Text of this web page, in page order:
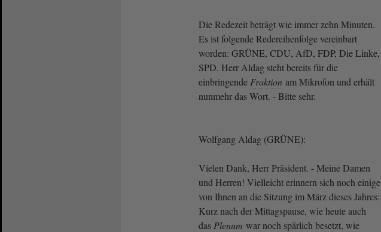
Die Redezeit beträgt wie immer zehn Minuten.
Es ist folgende Redereihenfolge vereinbart
worden: GRÜNE, CDU, AfD, FDP, Die Linke,
SPD. Herr Aldag steht bereits für die
einbringende Fraktion am Mikrofon und erhält
nunmehr das Wort. - Bitte sehr.
Wolfgang Aldag (GRÜNE):
Vielen Dank, Herr Präsident. - Meine Damen
und Herren! Vielleicht erinnern sich noch einige
von Ihnen an die Sitzung im März dieses Jahres:
Kurz nach der Mittagspause, wie heute auch
das Plenum war noch spärlich besetzt, wie